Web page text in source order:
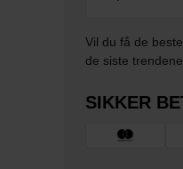
Vil du få de
de siste
SIKKER